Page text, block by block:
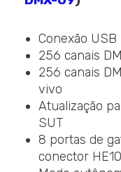
Conexão USB
256 canais
256 canais
vivo
Atualização
SUT
8 portas de
conector HE10